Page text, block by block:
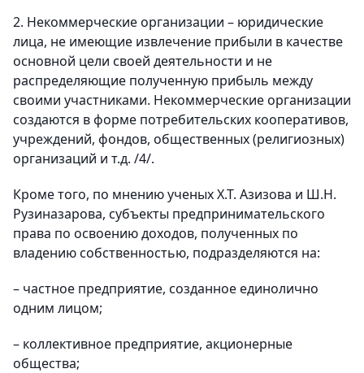
2. Некоммерческие организации – юридические
лица, не имеющие извлечение прибыли в качестве
основной цели своей деятельности и не
распределяющие полученную прибыль между
своими участниками. Некоммерческие организации
создаются в форме потребительских кооперативов,
учреждений, фондов, общественных (религиозных)
организаций и т.д. /4/.
Кроме того, по мнению ученых Х.Т. Азизова и Ш.Н.
Рузиназарова, субъекты предпринимательского
права по освоению доходов, полученных по
владению собственностью, подразделяются на:
– частное предприятие, созданное единолично
одним лицом;
– коллективное предприятие, акционерные
общества;